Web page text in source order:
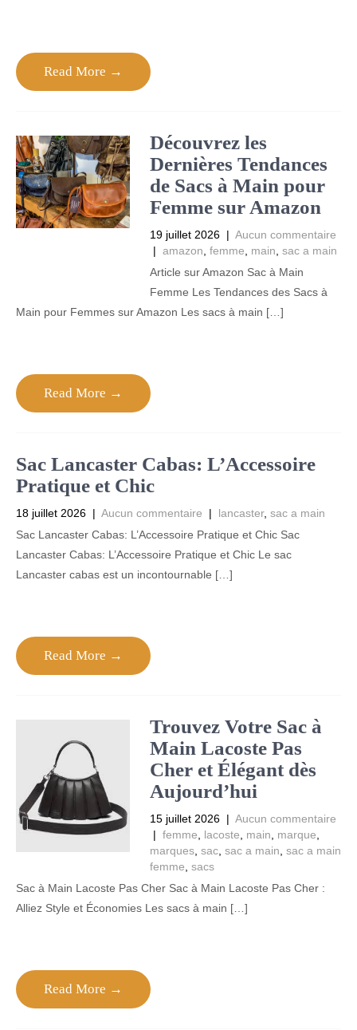
Read More →
Découvrez les
Dernières Tendances
de Sacs à Main pour
Femme sur Amazon
19 juillet 2026 | Aucun commentaire
| amazon femme main sac a main
Article sur Amazon Sac à Main
Femme Les Tendances des Sacs à
Main pour Femmes sur Amazon Les sacs à main […]
Read More →
Sac Lancaster Cabas: L’Accessoire
Pratique et Chic
18 juillet 2026 | Aucun commentaire | lancaster, sac a main
Sac Lancaster Cabas: L’Accessoire Pratique et Chic Sac
Lancaster Cabas: L’Accessoire Pratique et Chic Le sac
Lancaster cabas est un incontournable […]
Read More →
Trouvez Votre Sac à
Main Lacoste Pas
Cher et Élégant dès
Aujourd’hui
15 juillet 2026 | Aucun commentaire
| femme lacoste main marque
marques, sac, sac a main sac a main
femme sacs
Sac à Main Lacoste Pas Cher Sac à Main Lacoste Pas Cher :
Alliez Style et Économies Les sacs à main […]
Read More →